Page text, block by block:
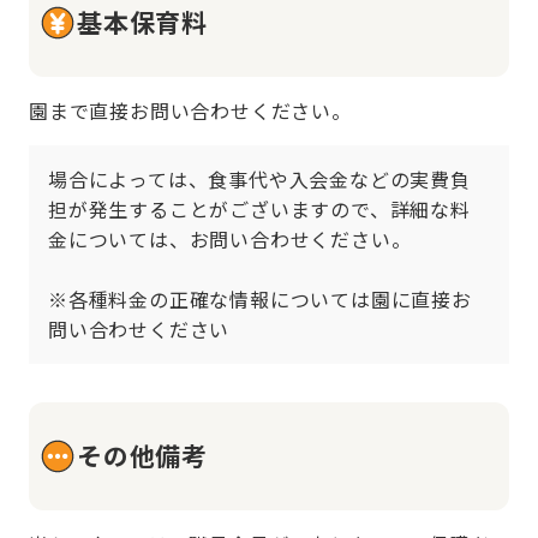
基本保育料
園まで直接お問い合わせください。
場合によっては、食事代や入会金などの実費負
担が発生することがございますので、詳細な料
金については、お問い合わせください。
※各種料金の正確な情報については園に直接お
問い合わせください
その他備考